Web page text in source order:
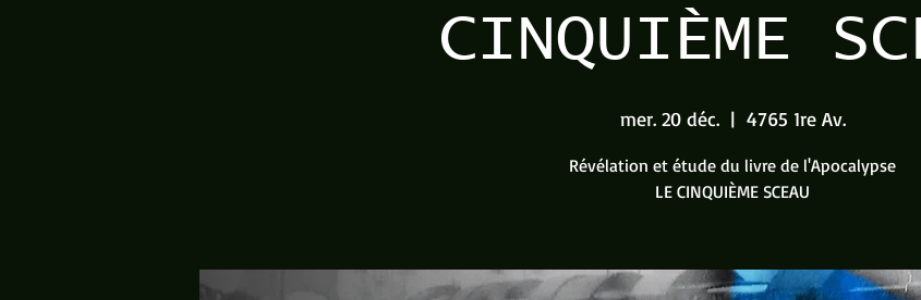
CINQUIÈME
mer. 20 déc.
  |
4765 1re Av.
Révélation et étude du livre de l'Apocalypse
LE CINQUIÈME SCEAU